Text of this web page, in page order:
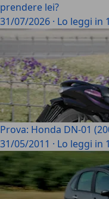
prendere lei?
31/07/2026 · Lo leggi in
Prova: Honda DN-01
31/05/2011 · Lo leggi in